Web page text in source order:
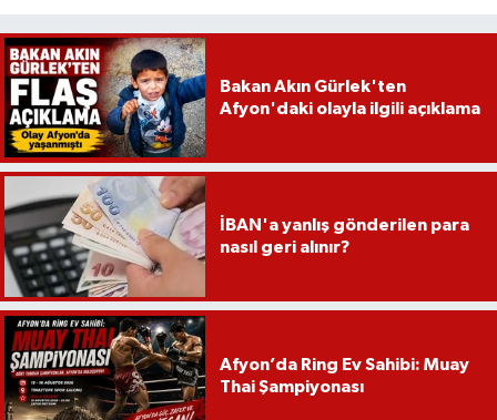
Bakan Akın Gürlek'ten
Afyon'daki olayla ilgili açıklama
İBAN'a yanlış gönderilen para
nasıl geri alınır?
Afyon’da Ring Ev Sahibi: Muay
Thai Şampiyonası